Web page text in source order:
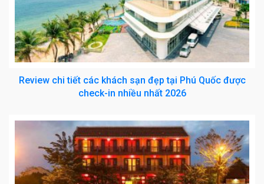
Review chi tiết các khách sạn đẹp tại Phú Quốc được
check-in nhiều nhất 2026